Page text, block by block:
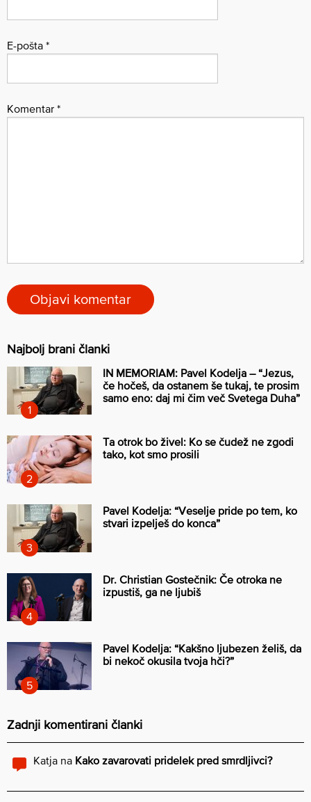
E-pošta *
Komentar *
Najbolj brani članki
IN MEMORIAM: Pavel Kodelja – “Jezus,
če hočeš, da ostanem še tukaj, te prosim
samo eno: daj mi čim več Svetega Duha”
Ta otrok bo živel: Ko se čudež ne zgodi
tako, kot smo prosili
Pavel Kodelja: “Veselje pride po tem, ko
stvari izpelješ do konca”
Dr. Christian Gostečnik: Če otroka ne
izpustiš, ga ne ljubiš
Pavel Kodelja: “Kakšno ljubezen želiš, da
bi nekoč okusila tvoja hči?”
Zadnji komentirani članki
Katja na Kako zavarovati pridelek pred smrdljivci?